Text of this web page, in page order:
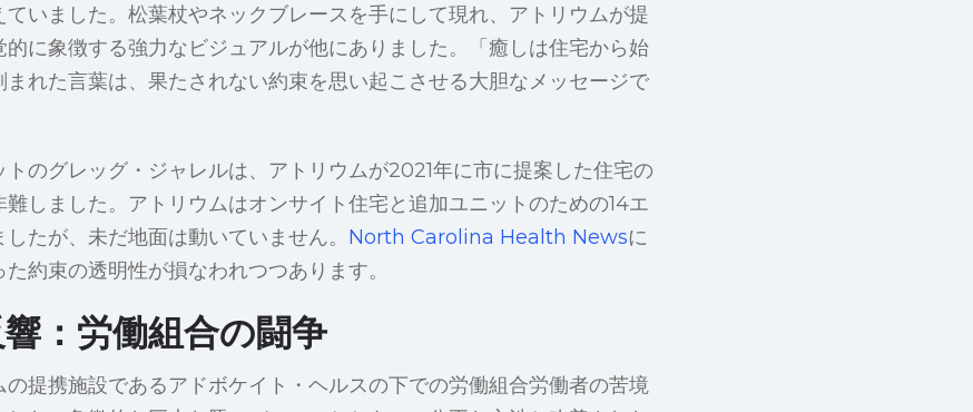
いました。松葉杖やネックブレースを手にして現れ、アトリウムが提
に象徴する強力なビジュアルが他にありました。「癒しは住宅から始
まれた言葉は、果たされない約束を思い起こさせる大胆なメッセージで
のグレッグ・ジャレルは、アトリウムが2021年に市に提案した住宅の
しました。アトリウムはオンサイト住宅と追加ユニットのための14エ
たが、未だ地面は動いていません。 North Carolina Health Newsに
約束の透明性が損なわれつつあります。
：労働組合の闘争
提携施設であるアドボケイト・ヘルスの下での労働組合労働者の苦境